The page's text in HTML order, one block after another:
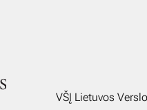
VŠĮ Lietuvos